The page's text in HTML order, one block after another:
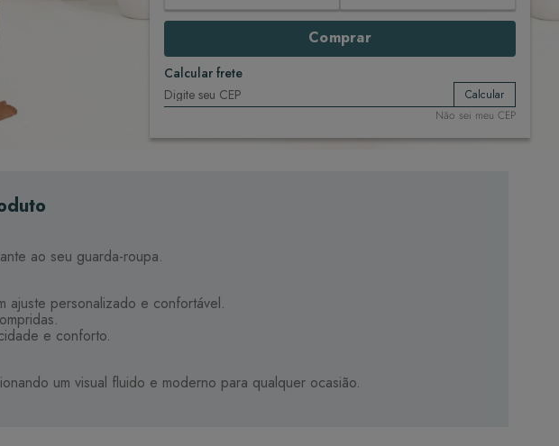
Comprar
Calcular frete
Calcular
Não sei meu CEP
ao seu guarda-roupa.
ajuste personalizado e confortável.
e conforto.
um visual fluido e moderno para qualquer ocasião.